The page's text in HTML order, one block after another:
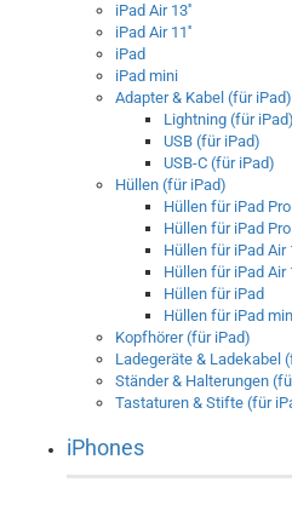
iPad Air 13''
iPad Air 11''
iPad
iPad mini
Adapter & Kabel (für iPad)
Lightning (für iPad)
USB (für iPad)
USB-C (für iPad)
Hüllen (für iPad)
Hüllen für iPad Pro
Hüllen für iPad Pro
Hüllen für iPad Air
Hüllen für iPad Air
Hüllen für iPad
Hüllen für iPad
Kopfhörer (für iPad)
Ladegeräte & Ladekabel
Ständer & Halterungen
Tastaturen & Stifte (für
iPhones